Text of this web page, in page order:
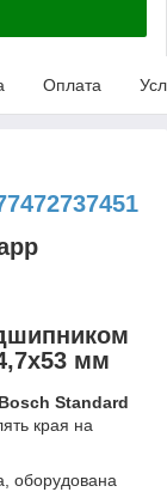
Оплата
мм
Standard
края на
оборудована